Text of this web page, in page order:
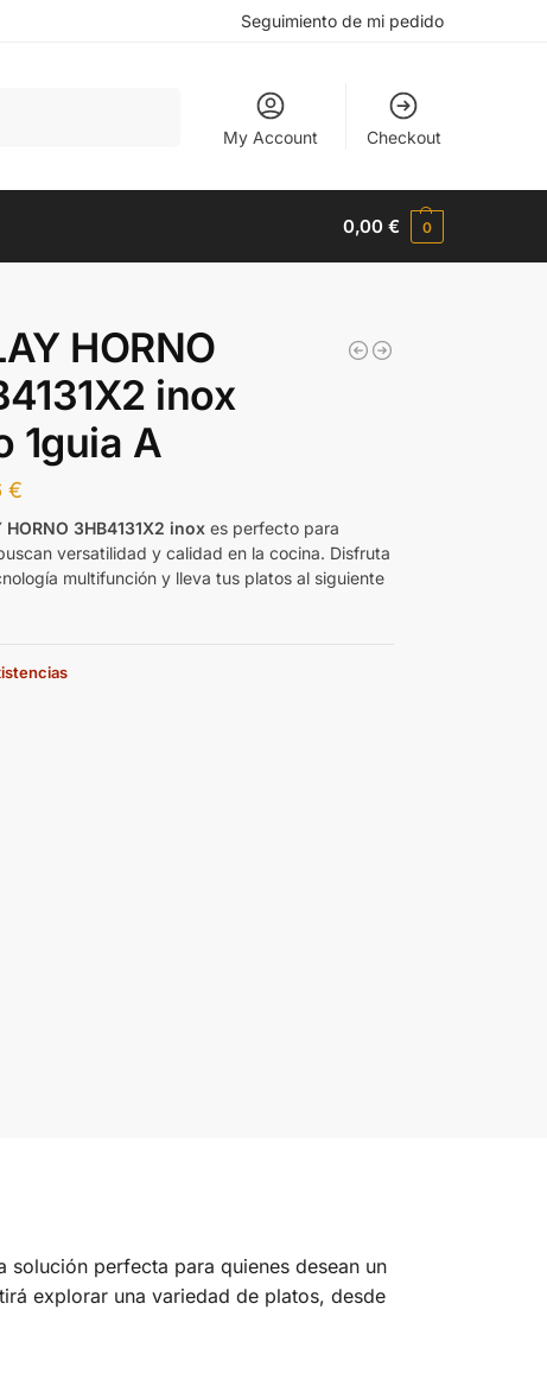
Seguimiento de mi pedido
My Account Checkout
0,00€ 0
HORNO
inox
1guia A
€
HORNO 3HB4131X2 inox es perfecto para
versatilidad y calidad en la cocina. Disfruta
multifunción y lleva tus platos al siguiente
solución perfecta para quienes desean un
explorar una variedad de platos, desde